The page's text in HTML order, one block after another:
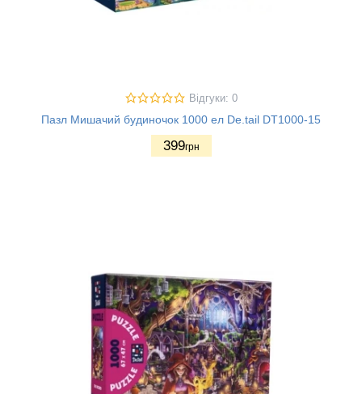
Відгуки: 0
Пазл Мишачий будиночок 1000 ел De.tail DT1000-15
399грн